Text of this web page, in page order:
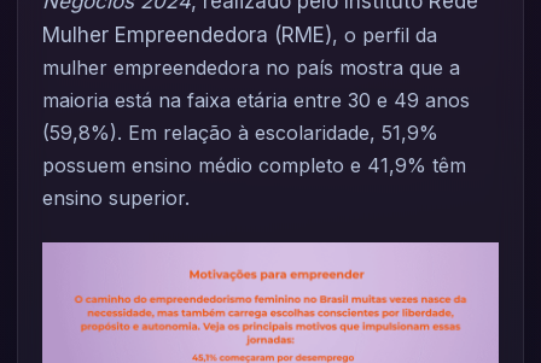
Mulher Empreendedora (RME), o perfil da
mulher empreendedora no país mostra que a
maioria está na faixa etária entre 30 e 49 anos
(59,8%). Em relação à escolaridade, 51,9%
possuem ensino médio completo e 41,9% têm
ensino superior.